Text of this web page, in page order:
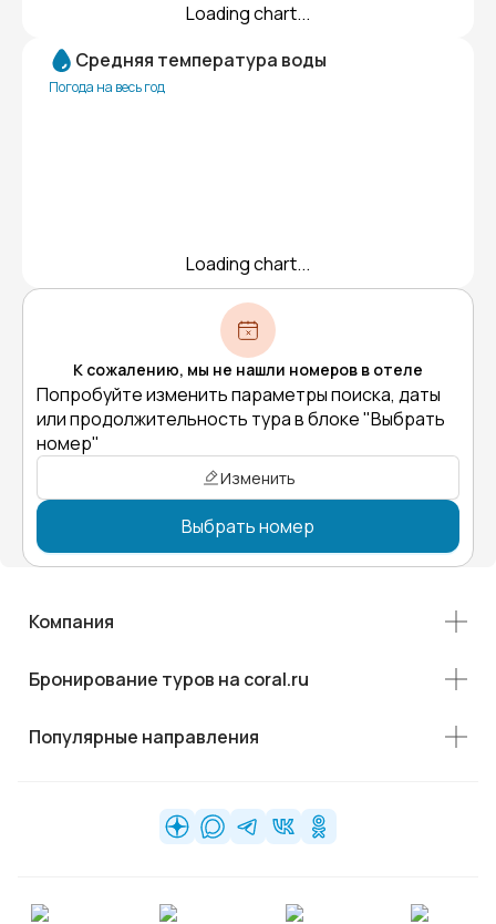
Loading chart...
Средняя температура воды
Погода на весь год
Loading chart...
К сожалению, мы не нашли номеров в отеле
Попробуйте изменить параметры поиска, даты
или продолжительность тура в блоке "Выбрать
номер"
Изменить
Выбрать номер
Компания
Бронирование туров на coral.ru
Популярные направления